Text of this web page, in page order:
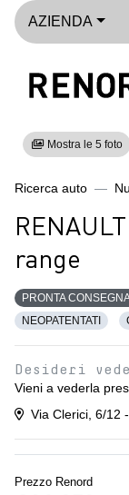
AZIENDA
Mostra le 5 foto
Ricerca auto
range
PRONTA
NEOPATENTATI
Desideri
Vieni a vederla
Via Clerici, 6/12
Prezzo Renord